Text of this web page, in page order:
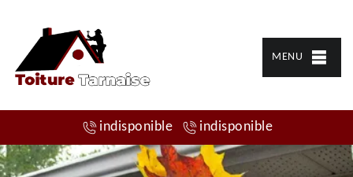
MENU
indisponible indisponible